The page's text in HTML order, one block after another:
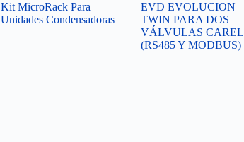
Kit MicroRack Para
Unidades Condensadoras
EVD EVOLUCION
TWIN PARA DOS
VÁLVULAS CAREL
(RS485 Y MODBUS)